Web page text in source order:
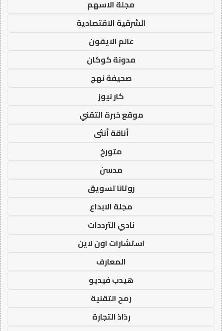
مجلة الاسهم
الشرقية الاقتصادية
عالم الايفون
مدونة كوكان
صحيفة نهج
كار نيوز
موقع خبرة التقني
أناقة أنثى
متورخ
مدسن
روتانا تسويق
مجلة الابداع
نادي الترددات
استشارات اون لاين
المعارف
هيدب فيديو
رمح التقنية
رذاذ التجارة